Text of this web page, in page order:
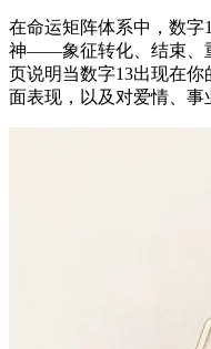
在命运矩阵体系中，数字
神——象征转化、结束、
页说明当数字13出现在
面表现，以及对爱情、事